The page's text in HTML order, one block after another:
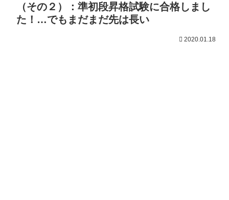
（その２）：準初段昇格試験に合格しまし
た！…でもまだまだ先は長い
2020.01.18